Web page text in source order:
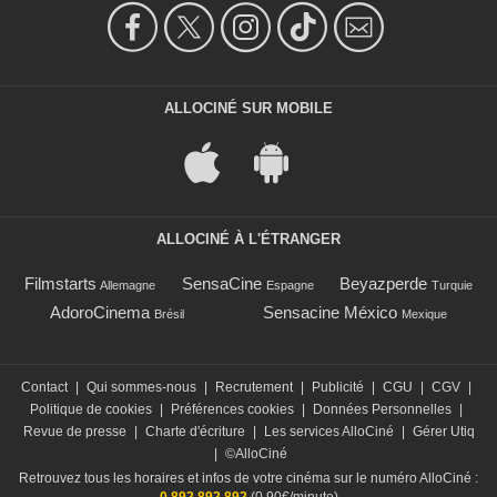
ALLOCINÉ SUR MOBILE
ALLOCINÉ À L'ÉTRANGER
Filmstarts Allemagne SensaCine Espagne Beyazperde Turquie
AdoroCinema Brésil Sensacine México Mexique
Contact Qui sommes-nous Recrutement Publicité CGU CGV
Politique de cookies
Préférences cookies Données Personnelles
Revue de presse
Charte d'écriture Les services AlloCiné
Gérer Utiq
©AlloCiné
Retrouvez tous les horaires et infos de votre cinéma sur le numéro AlloCiné :